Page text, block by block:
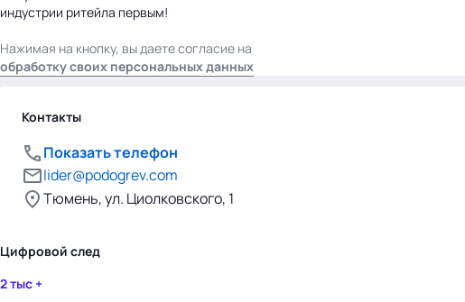
индустрии ритейла первым!
Нажимая на кнопку, вы даете согласие на
обработку своих персональных данных
Контакты
Показать телефон
lider@podogrev.com
Тюмень, ул. Циолковского, 1
Цифровой след
2 тыс +